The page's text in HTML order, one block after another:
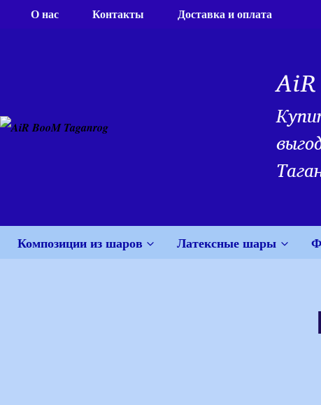
ПерейтиО нас Контакты Доставка и оплата
Композиции из шаров Латексные шары